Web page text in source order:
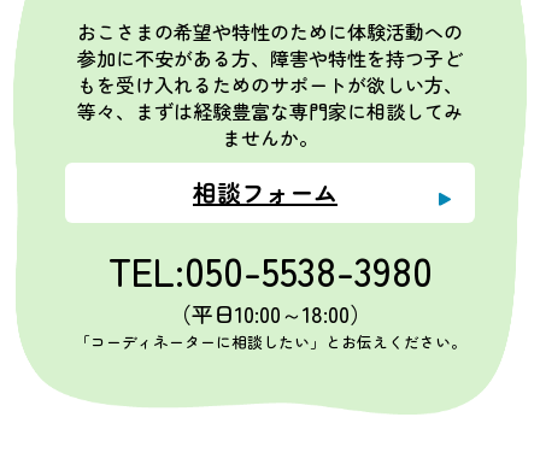
おこさまの希望や特性のために体験活動への
参加に不安がある方、障害や特性を持つ子ど
もを受け入れるためのサポートが欲しい方、
等々、まずは経験豊富な専門家に相談してみ
ませんか。
相談フォーム
TEL:050-5538-3980
（平日10:00～18:00）
「コーディネーターに相談したい」とお伝えください。